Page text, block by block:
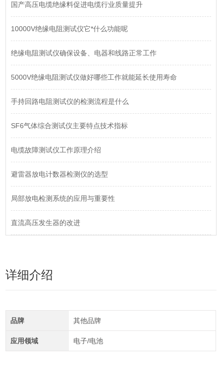
国产高压电缆绝缘料促进电缆行业质量提升
10000V绝缘电阻测试仪它*什么功能呢
绝缘电阻测试仪确保设备、电器和线路正常工作
5000V绝缘电阻测试仪做好哪些工作就能延长使用寿命
手持回路电阻测试仪的检测流程是什么
SF6气体综合测试仪主要特点技术指标
电缆故障测试仪工作原理介绍
避雷器放电计数器检测仪的选型
局部放电检测系统的应用与重要性
直流高压发生器的改进
详细介绍
品牌 其他品牌
应用领域 电子/电池